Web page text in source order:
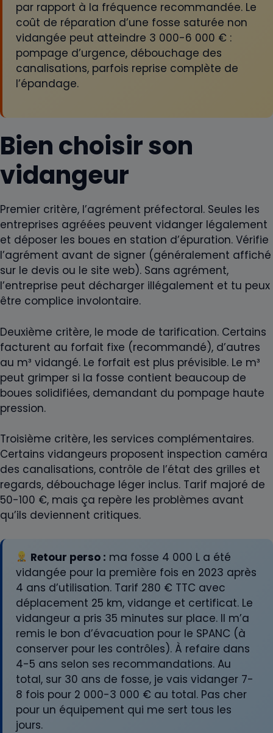
par rapport à la fréquence recommandée. Le
coût de réparation d’une fosse saturée non
vidangée peut atteindre 3 000-6 000 € :
pompage d’urgence, débouchage des
canalisations, parfois reprise complète de
l’épandage.
Bien choisir son
vidangeur
Premier critère, l’agrément préfectoral. Seules les
entreprises agréées peuvent vidanger légalement
et déposer les boues en station d’épuration. Vérifie
l’agrément avant de signer (généralement affiché
sur le devis ou le site web). Sans agrément,
l’entreprise peut décharger illégalement et tu peux
être complice involontaire.
Deuxième critère, le mode de tarification. Certains
facturent au forfait fixe (recommandé), d’autres
au m³ vidangé. Le forfait est plus prévisible. Le m³
peut grimper si la fosse contient beaucoup de
boues solidifiées, demandant du pompage haute
pression.
Troisième critère, les services complémentaires.
Certains vidangeurs proposent inspection caméra
des canalisations, contrôle de l’état des grilles et
regards, débouchage léger inclus. Tarif majoré de
50-100 €, mais ça repère les problèmes avant
qu’ils deviennent critiques.
Retour perso : ma fosse 4 000 L a été
vidangée pour la première fois en 2023 après
4 ans d’utilisation. Tarif 280 € TTC avec
déplacement 25 km, vidange et certificat. Le
vidangeur a pris 35 minutes sur place. Il m’a
remis le bon d’évacuation pour le SPANC (à
conserver pour les contrôles). À refaire dans
4-5 ans selon ses recommandations. Au
total, sur 30 ans de fosse, je vais vidanger 7-
8 fois pour 2 000-3 000 € au total. Pas cher
pour un équipement qui me sert tous les
jours.